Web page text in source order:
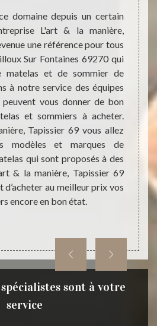
domaine depuis un certain
L'art & la manière,
une référence pour tous
Sur Fontaines 69270 qui
matelas et de sommier de
à notre service des équipes
vous donner de bon
et sommiers à acheter.
Tapissier 69 vous allez
modèles et marques de
qui sont proposés à des
& la manière, Tapissier 69
d’acheter au meilleur prix vos
encore en bon état.
L'art
à
leur
à
sont à votre
service